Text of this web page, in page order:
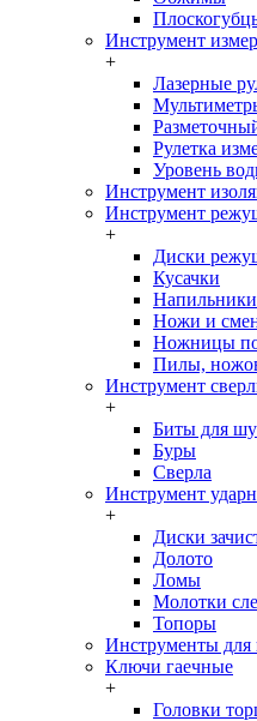
Инструмент
+
Лазерные
Рулетка
Уровень
Инструмент
Инструмент
+
Диски
Кусачки
Ножи и
Ножницы
Пилы,
Инструмент
+
Биты для
Буры
Сверла
Инструмент
+
Диски
Долото
Ломы
Молотки
Топоры
Инструменты для
Ключи гаечные
+
Головки